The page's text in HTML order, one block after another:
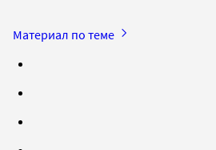
Материал по теме